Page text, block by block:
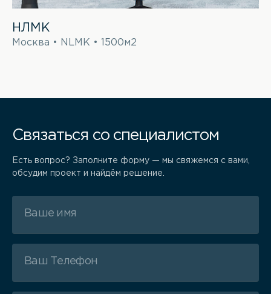
НЛМК
Москва • NLMK • 1500м2
Связаться со специалистом
Есть вопрос? Заполните форму — мы свяжемся с вами,
обсудим проект и найдём решение.